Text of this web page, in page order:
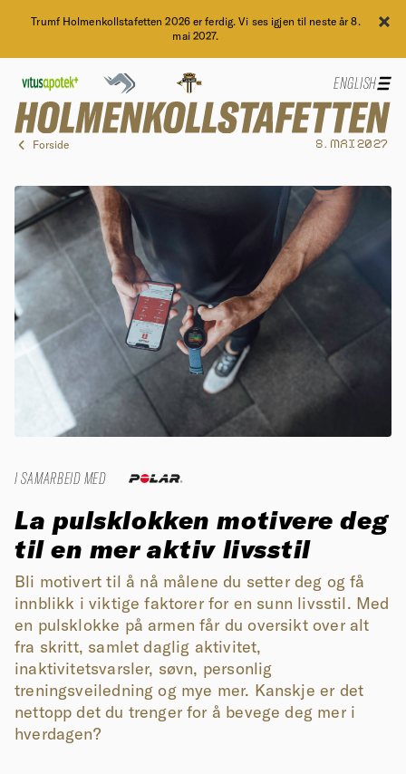
Trumf Holmenkollstafetten 2026 er ferdig. Vi ses igjen til neste år 8.
mai 2027.
Forside 8. MAI 2027
ENGLISH
I SAMARBEID MED
La pulsklokken motivere deg
til en mer aktiv livsstil
Bli motivert til å nå målene du setter deg og få
innblikk i viktige faktorer for en sunn livsstil. Med
en pulsklokke på armen får du oversikt over alt
fra skritt, samlet daglig aktivitet,
inaktivitetsvarsler, søvn, personlig
treningsveiledning og mye mer. Kanskje er det
nettopp det du trenger for å bevege deg mer i
hverdagen?